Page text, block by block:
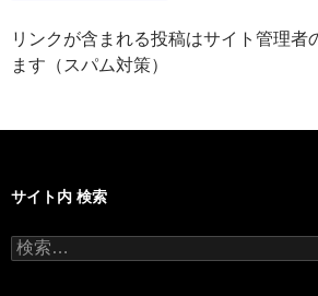
リンクが含まれる投稿はサイト管理者
ます（スパム対策）
サイト内 検索
検
索: